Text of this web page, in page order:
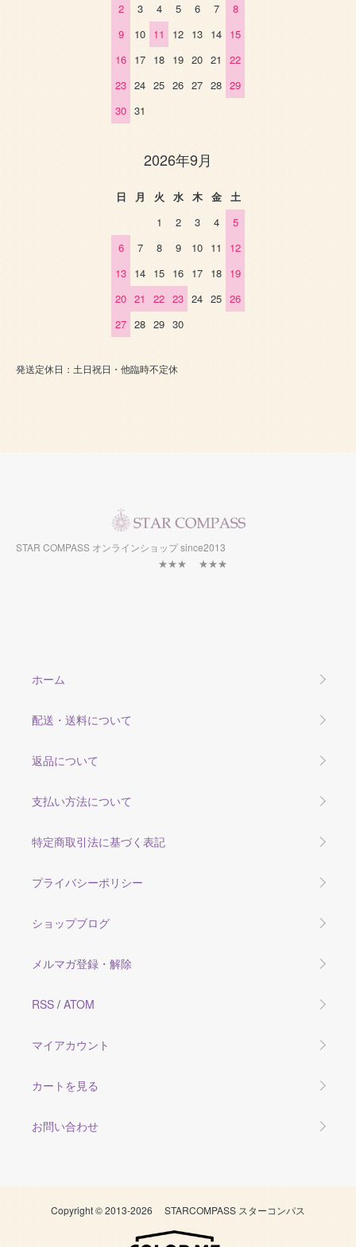
2
3 4 5 6 7
8
9
10 11 12 13 14 15
16 17 18 19 20 21
22
23 24 25 26 27 28 29
30 31
2026年9月
日 月 火 水 木 金
土
1
2 3 4
5
6
7 8 9 10 11
12
13 14 15 16 17 18 19
20 21 22 23 24 25 26
27 28 29 30
発送定休日：土日祝日・他臨時不定休
STAR COMPASS オンラインショップ since2013
★★★ ★★★
ホーム
配送・送料について
返品について
支払い方法について
特定商取引法に基づく表記
プライバシーポリシー
ショップブログ
メルマガ登録・解除
RSS / ATOM
マイアカウント
カートを見る
お問い合わせ
Copyright © 2013-2026 STARCOMPASS スターコンパス